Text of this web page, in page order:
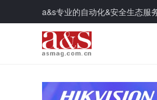
a&s专业的自动化&安全生态服